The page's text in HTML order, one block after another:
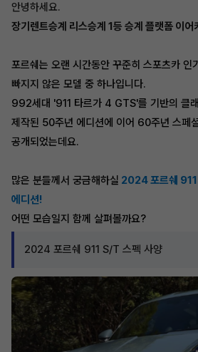
안녕하세요.
장기렌트승계 리스승계 1등 승계 플랫폼 이어
포르쉐는 오랜 시간동안 꾸준히 스포츠카 인
빠지지 않은 모델 중 하나입니다.
992세대 '911 타르가 4 GTS'를 기반의 클
제작된 50주년 에디션에 이어 60주년 스페
공개되었는데요.
많은 분들께서 궁금해하실 2024 포르쉐
에디션!
어떤 모습일지 함께 살펴볼까요?
2024 포르쉐 911 S/T 스펙 사양